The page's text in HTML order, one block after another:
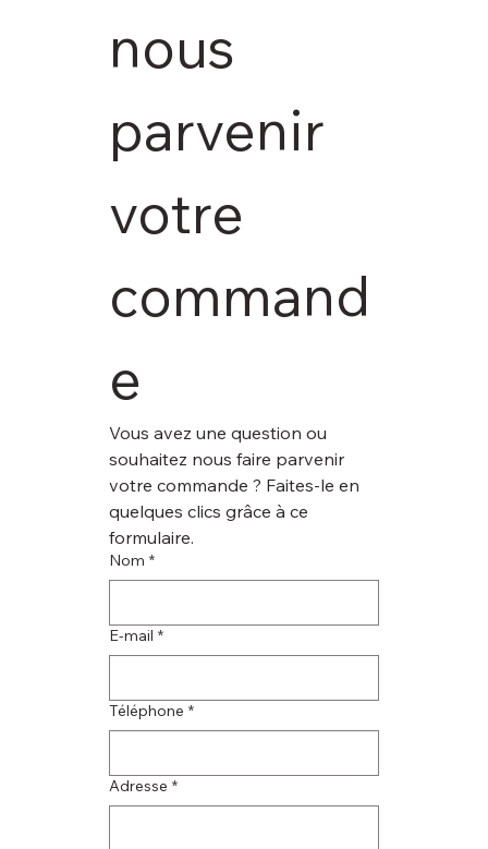
nous
parvenir
votre
command
e
Vous avez une question ou
souhaitez nous faire parvenir
votre commande ? Faites-le en
quelques clics grâce à ce
formulaire.
Nom *
E‑mail *
Téléphone *
Adresse *